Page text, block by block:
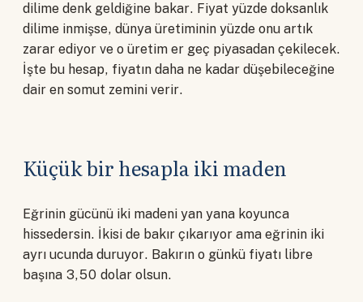
dilime denk geldiğine bakar. Fiyat yüzde doksanlık
dilime inmişse, dünya üretiminin yüzde onu artık
zarar ediyor ve o üretim er geç piyasadan çekilecek.
İşte bu hesap, fiyatın daha ne kadar düşebileceğine
dair en somut zemini verir.
Küçük bir hesapla iki maden
Eğrinin gücünü iki madeni yan yana koyunca
hissedersin. İkisi de bakır çıkarıyor ama eğrinin iki
ayrı ucunda duruyor. Bakırın o günkü fiyatı libre
başına 3,50 dolar olsun.